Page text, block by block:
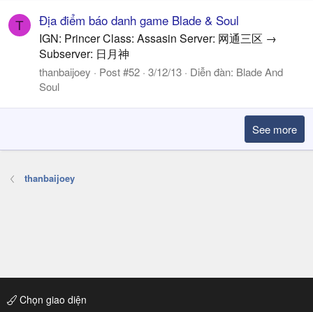
T Địa điểm báo danh game Blade & Soul
IGN: Princer Class: Assasin Server: 网通三区 →
Subserver: 日月神
thanbaijoey Post #52 3/12/13 Diễn đàn: Blade And
Soul
See more
thanbaijoey
Chọn giao diện